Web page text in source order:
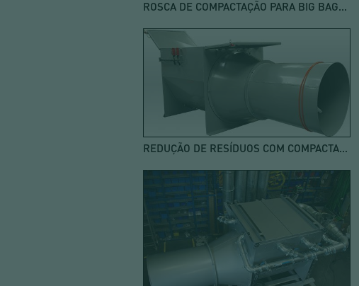
ROSCA DE COMPACTAÇÃO PARA BIG BAGS VAZIOS
REDUÇÃO DE RESÍDUOS COM COMPACTAÇÃO DE BIG BAGS VAZIOS